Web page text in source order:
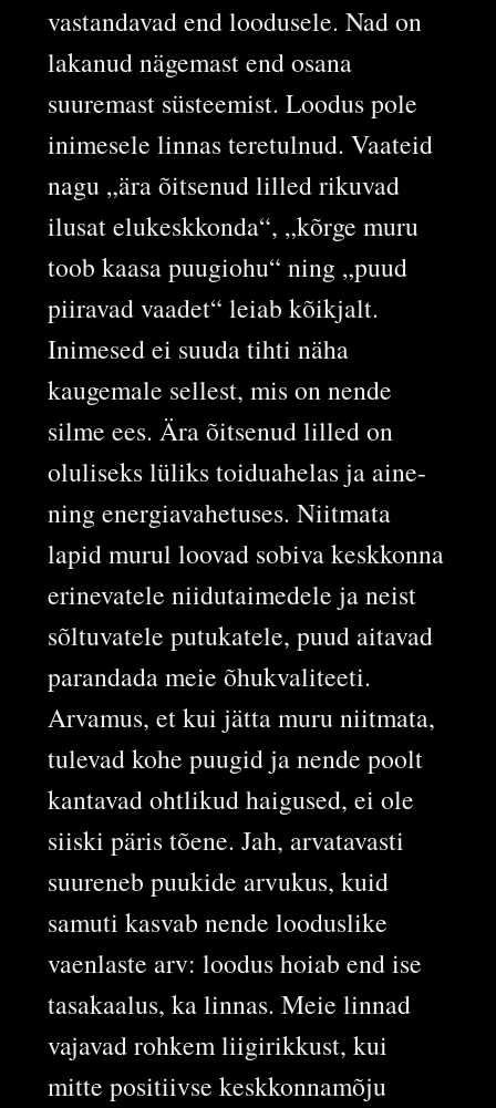
vastandavad end loodusele. Nad on
lakanud nägemast end osana
suuremast süsteemist. Loodus pole
inimesele linnas teretulnud. Vaateid
nagu „ära õitsenud lilled rikuvad
ilusat elukeskkonda“, „kõrge muru
toob kaasa puugiohu“ ning „puud
piiravad vaadet“ leiab kõikjalt.
Inimesed ei suuda tihti näha
kaugemale sellest, mis on nende
silme ees. Ära õitsenud lilled on
oluliseks lüliks toiduahelas ja aine-
ning energiavahetuses. Niitmata
lapid murul loovad sobiva keskkonna
erinevatele niidutaimedele ja neist
sõltuvatele putukatele, puud aitavad
parandada meie õhukvaliteeti.
Arvamus, et kui jätta muru niitmata,
tulevad kohe puugid ja nende poolt
kantavad ohtlikud haigused, ei ole
siiski päris tõene. Jah, arvatavasti
suureneb puukide arvukus, kuid
samuti kasvab nende looduslike
vaenlaste arv: loodus hoiab end ise
tasakaalus, ka linnas. Meie linnad
vajavad rohkem liigirikkust, kui
mitte positiivse keskkonnamõju